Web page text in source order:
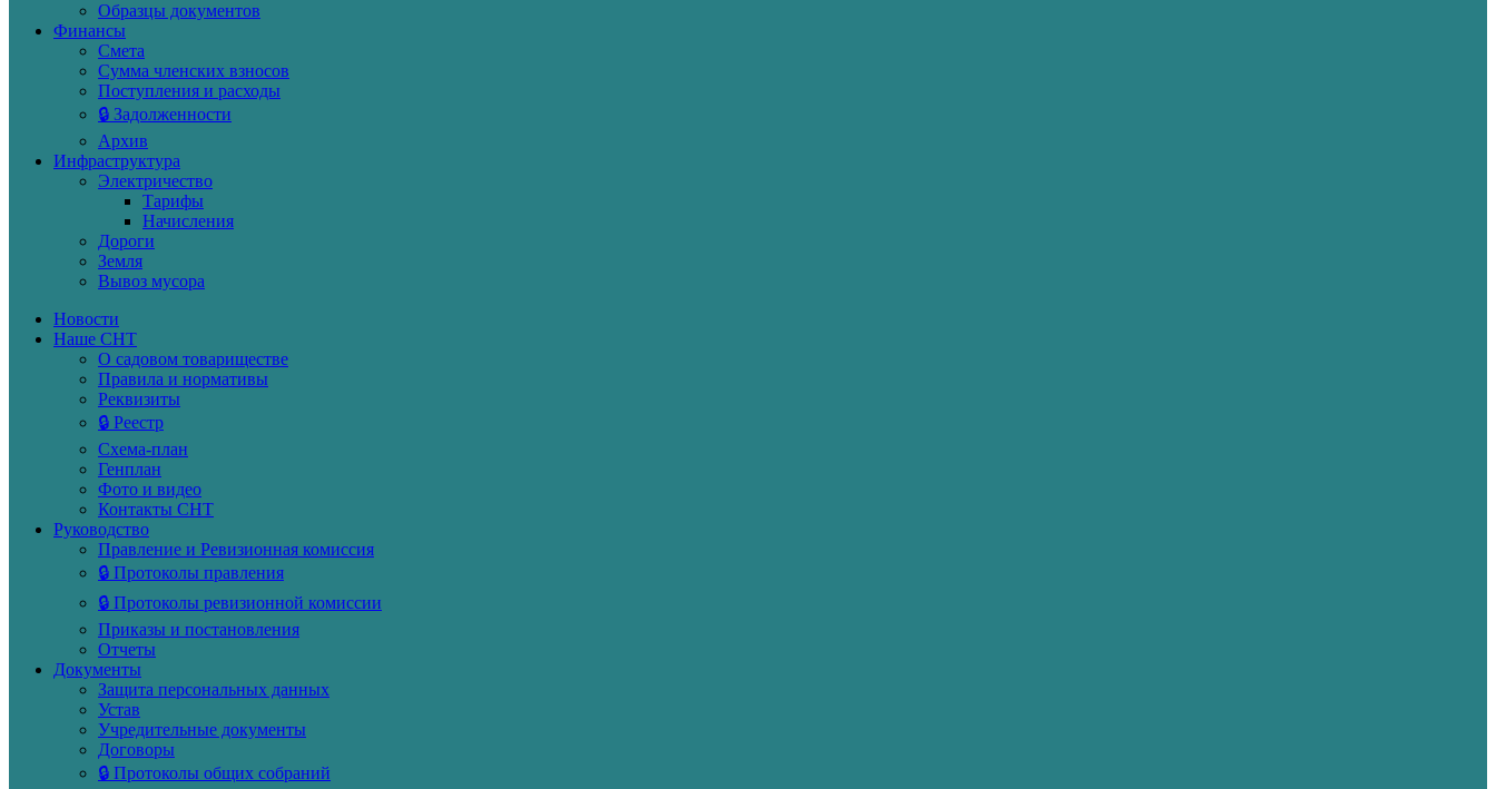
Образцы документов
Финансы
Смета
Сумма членских взносов
Поступления и расходы
🔒 Задолженности
Архив
Инфраструктура
Электричество
Тарифы
Начисления
Дороги
Земля
Вывоз мусора
Новости
Наше СНТ
О садовом товариществе
Правила и нормативы
Реквизиты
🔒 Реестр
Схема-план
Генплан
Фото и видео
Контакты СНТ
Руководство
Правление и Ревизионная комиссия
🔒 Протоколы правления
🔒 Протоколы ревизионной комиссии
Приказы и постановления
Отчеты
Документы
Защита персональных данных
Устав
Учредительные документы
Договоры
🔒 Протоколы общих собраний